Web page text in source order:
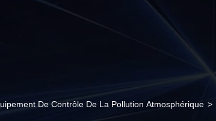
De Contrôle De La Pollution Atmosphérique >